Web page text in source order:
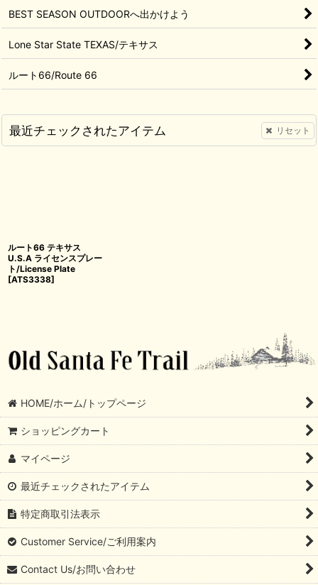
BEST SEASON OUTDOORへ出かけよう
Lone Star State TEXAS/テキサス
ルート66/Route 66
最近チェックされたアイテム リセット
ルート66 テキサス
U.S.A ライセンスプレー
ト/License Plate
[ATS3338]
HOME/ホーム/トップページ
ショッピングカート
マイページ
最近チェックされたアイテム
特定商取引法表示
Customer Service/ご利用案内
Contact Us/お問い合わせ